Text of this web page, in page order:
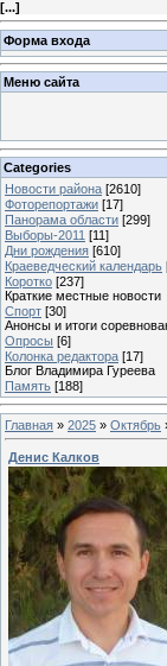
[...]
Форма входа
Меню сайта
Categories
Новости района [2610]
Фоторепортажи [17]
Панорама области [299]
Выборы-2011 [11]
Дни рождения [610]
Краеведческий календарь
Коротко [237]
Краткие местные новости
Спорт [30]
Анонсы и итоги
Опросы [6]
Колонка редактора [17]
Блог Владимира Гуреева
Память [188]
Главная » 2025 » Октябрь
Денис Калков